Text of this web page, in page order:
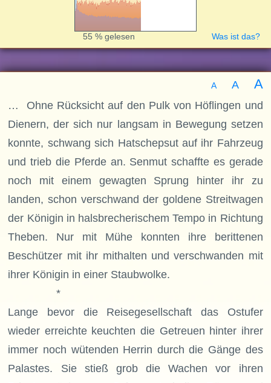
55 % gelesen Was ist das?
A A A
… Ohne Rücksicht auf den Pulk von Höflingen und
Dienern, der sich nur langsam in Bewegung setzen
konnte, schwang sich Hatschepsut auf ihr Fahrzeug
und trieb die Pferde an. Senmut schaffte es gerade
noch mit einem gewagten Sprung hinter ihr zu
landen, schon verschwand der goldene Streitwagen
der Königin in halsbrecherischem Tempo in Richtung
Theben. Nur mit Mühe konnten ihre berittenen
Beschützer mit ihr mithalten und verschwanden mit
ihrer Königin in einer Staubwolke.
*
Lange bevor die Reisegesellschaft das Ostufer
wieder erreichte keuchten die Getreuen hinter ihrer
immer noch wütenden Herrin durch die Gänge des
Palastes. Sie stieß grob die Wachen vor ihren